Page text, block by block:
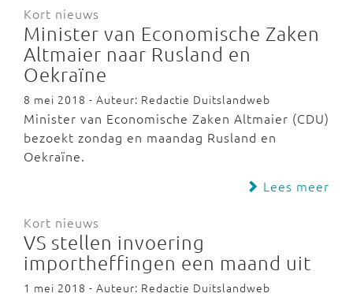
Kort nieuws
Minister van Economische Zaken
Altmaier naar Rusland en
Oekraïne
8 mei 2018 - Auteur: Redactie Duitslandweb
Minister van Economische Zaken Altmaier (CDU)
bezoekt zondag en maandag Rusland en
Oekraïne.
Lees meer
Kort nieuws
VS stellen invoering
importheffingen een maand uit
1 mei 2018 - Auteur: Redactie Duitslandweb